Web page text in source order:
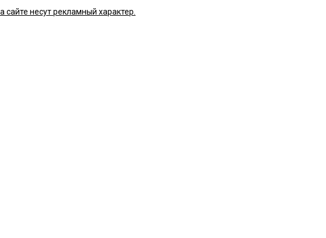
сайте несут рекламный характер.